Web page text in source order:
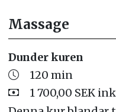
Massage
Dunder kuren
120 min
1 700,00 SEK